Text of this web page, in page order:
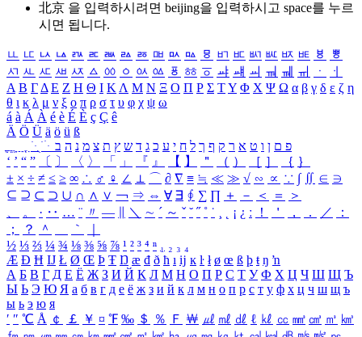
北京 을 입력하시려면 beijing을 입력하시고 space를 누르
시면 됩니다.
ㅥ ㅦ ㅧ ㅨ ㅩ ㅪ ㅫ ㅬ ㅭ ㅮ ㅯ ㅰ ㅱ ㅲ ㅳ ㅴ ㅵ ㅶ ㅷ ㅸ
ㅹ
ㅺ ㅻ ㅼ ㅽ ㅾ ㅿ ㆀ ㆁ ㆂ ㆃ ㆄ ㆅ ㆆ ㆇ ㆈ ㆉ ㆊ ㆋ ㆌ ㆍ
ㆎ
Α Β ΓΔ Ε Ζ Η Θ Ι ΚΛ Μ Ν Ξ Ο Π Ρ Σ ΤΥ Φ Χ Ψ Ω α β γ δ ε ζ η
θ ι κ λ μ ν ξ ο π ρ σ τ υ φ χ ψ ω
á à Á À é è É È ç Ç ê
Ä Ö Ü ä ö ü ß
ִֶֹ ֻּ ׁׂ פ ם ן ו ט א ר ק ף ך ל ח י ע כ ג ד ש ץ ת צ מ נ ה ב
‘ ’ “ ” 〔 〕 〈 〉 「 」 『 』 【 】 ＂ （ ） ［ ］ ｛ ｝
± × ÷ ≠ ≤ ≥ ∞ ∴ ♂ ♀ ∠ ⊥ ⌒ ∂ ∇ ≡ ≒ ≪ ≫ √ ∽ ∝ ∵ ∫ ∬ ∈ ∋
⊆ ⊇ ⊂ ⊃ ∪ ∩ ∧ ∨ ￢ ⇒ ⇔ ∀ ∃ ∮ ∑ ∏ ＋ － ＜ ＝
＞
、
。 · ‥ … ¨ 〃 ― ＼ ∼ ´ ～ ˇ ˘ ˝ ˚ ˙ ¸ ¡ ¿ ː ！ ＇ ， ． ／
：
；
？ ＾ ｀
½ ⅓ ⅔ ¼ ¾ ⅛ ⅜ ⅝ ⅞ ¹ ² ³ ⁴ ⁿ ₁ ₂ ₃ ₄
Æ Ð Ħ Ĳ Ł Ø Œ Þ Ŧ Ŋ æ đ ð ħ ı ĳ ĸ ŀ ł ø œ ß þ ŧ ŋ ŉ
А Б В Г Д Е Ё Ж З И Й К Л М Н О П Р С Т У Ф Х Ц Ч Ш Щ Ъ
Ы Ь Э Ю Я а б в г д е ё ж з и й к л м н о п р с т у ф х ц ч ш щ ъ
ы ь э ю я
′ ″ ℃ Å ￠ ￡ ￥ ¤ ℉ ‰ ＄ ％ Ｆ ￦ ㎕ ㎖ ㎗ ℓ ㎘ ㏄ ㎣ ㎤ ㎥ ㎦